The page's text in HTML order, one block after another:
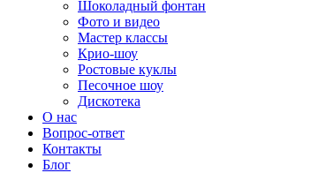
Шоколадный фонтан
Фото и видео
Мастер классы
Крио-шоу
Ростовые куклы
Песочное шоу
Дискотека
О нас
Вопрос-ответ
Контакты
Блог